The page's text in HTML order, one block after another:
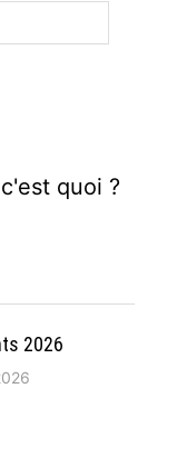
quoi ?
2026